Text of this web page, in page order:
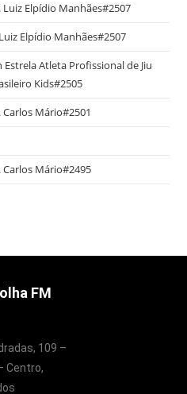
Elpídio Manhães#2507
Elpídio Manhães#2507
Atleta Profissional de Jiu
Kids#2505
Mário#2501
Carlos Mário#2495
FM
109 –
Centro,